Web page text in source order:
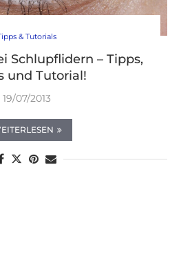
& Tutorials
Schlupflidern – Tipps,
und Tutorial!
19/07/2013